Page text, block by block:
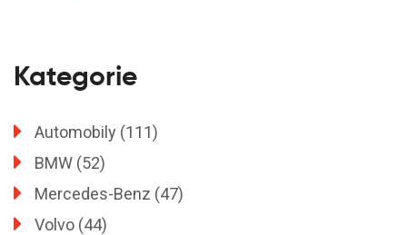
Kategorie
Automobily (111)
BMW (52)
Mercedes-Benz (47)
Volvo (44)